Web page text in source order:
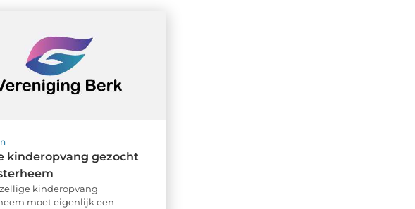
kinderopvang gezocht
kinderopvang
moet eigenlijk een